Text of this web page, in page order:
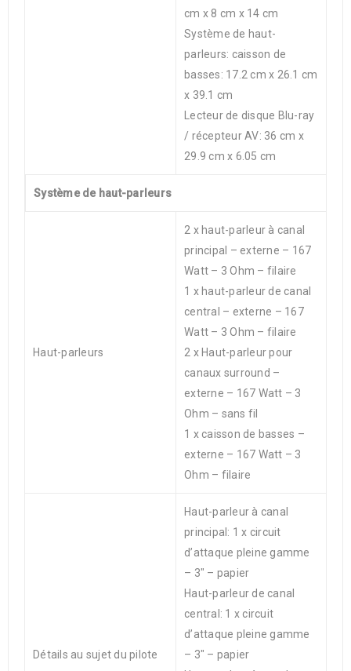
cm x 8 cm x 14 cm
Système de haut-
parleurs: caisson de
basses: 17.2 cm x 26.1 cm
x 39.1 cm
Lecteur de disque Blu-ray
/ récepteur AV: 36 cm x
29.9 cm x 6.05 cm
Système de haut-parleurs
Haut-parleurs
2 x haut-parleur à canal
principal – externe – 167
Watt – 3 Ohm – filaire
1 x haut-parleur de canal
central – externe – 167
Watt – 3 Ohm – filaire
2 x Haut-parleur pour
canaux surround –
externe – 167 Watt – 3
Ohm – sans fil
1 x caisson de basses –
externe – 167 Watt – 3
Ohm – filaire
Détails au sujet du pilote
Haut-parleur à canal
principal: 1 x circuit
d’attaque pleine gamme
– 3″ – papier
Haut-parleur de canal
central: 1 x circuit
d’attaque pleine gamme
– 3″ – papier